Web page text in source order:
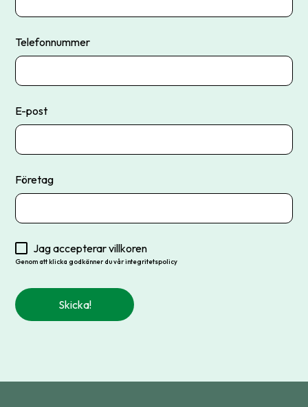
Telefonnummer
E-post
Företag
Jag accepterar villkoren
Genom att klicka godkänner du vår integritetspolicy